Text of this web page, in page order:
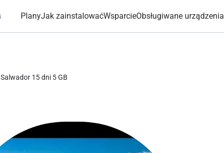
PlanyJak zainstalowaćWsparcieObsługiwane urządzenia
Salwador 15 dni 5 GB